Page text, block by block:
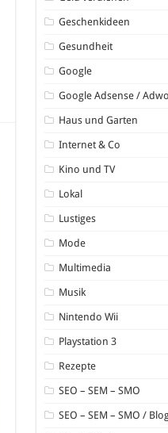
Geschenkideen
Gesundheit
Google
Google Adsense /
Haus und Garten
Internet & Co
Kino und TV
Lokal
Lustiges
Mode
Multimedia
Musik
Nintendo Wii
Playstation 3
Rezepte
SEO – SEM – SMO
SEO – SEM – SMO /